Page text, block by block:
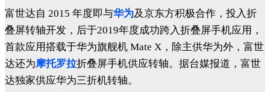
富世达自 2015 年度即与华为及京东方积极合作，投入折
叠屏转轴开发，后于2019年度成功跨入折叠屏手机应用，
首款应用搭载于华为旗舰机 Mate X，除主供华为外，富世
达还为摩托罗拉折叠屏手机供应转轴。据台媒报道，富世
达独家供应华为三折机转轴。